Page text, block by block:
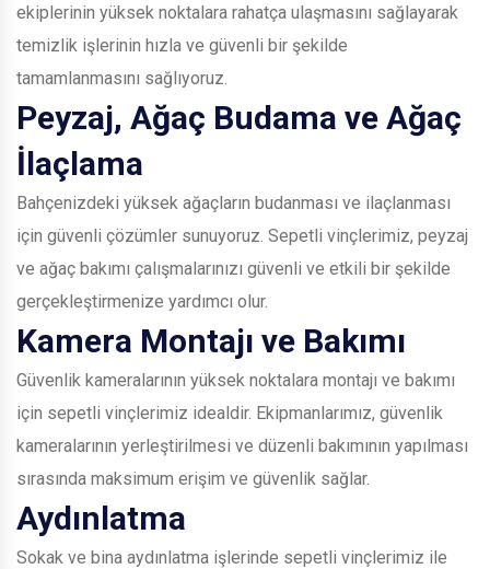
ekiplerinin yüksek noktalara rahatça ulaşmasını sağlayarak
temizlik işlerinin hızla ve güvenli bir şekilde
tamamlanmasını sağlıyoruz.
Peyzaj, Ağaç Budama ve Ağaç
İlaçlama
Bahçenizdeki yüksek ağaçların budanması ve ilaçlanması
için güvenli çözümler sunuyoruz. Sepetli vinçlerimiz, peyzaj
ve ağaç bakımı çalışmalarınızı güvenli ve etkili bir şekilde
gerçekleştirmenize yardımcı olur.
Kamera Montajı ve Bakımı
Güvenlik kameralarının yüksek noktalara montajı ve bakımı
için sepetli vinçlerimiz idealdir. Ekipmanlarımız, güvenlik
kameralarının yerleştirilmesi ve düzenli bakımının yapılması
sırasında maksimum erişim ve güvenlik sağlar.
Aydınlatma
Sokak ve bina aydınlatma işlerinde sepetli vinçlerimiz ile